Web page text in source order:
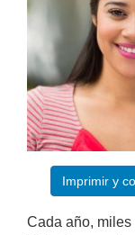
Imprimir y
Cada año, miles